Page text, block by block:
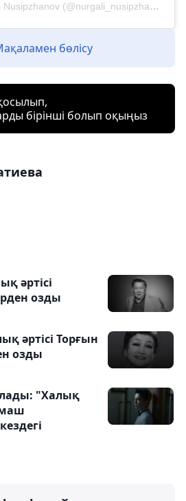
Публикация от Nurgali Nusipzhanov (@nurgali_nusipzhanov_official)
бөлісу
бірінші болып оқыңыз
әртісі
озды
әртісі Торғын
озды
"Халық